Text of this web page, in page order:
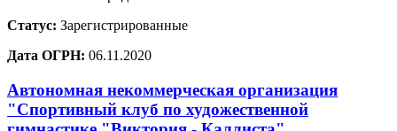
Статус: Зарегистрированные
Дата ОГРН: 06.11.2020
Автономная некоммерческая организация
"Спортивный клуб по художественной